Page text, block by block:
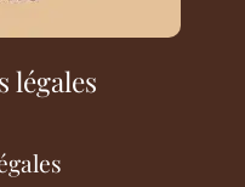
légales